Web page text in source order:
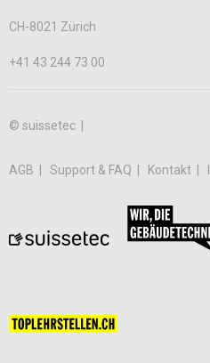
CH-8021 Zürich
+41 43 244 73 00
© suissetec |
AGB Support & FAQ Kontakt